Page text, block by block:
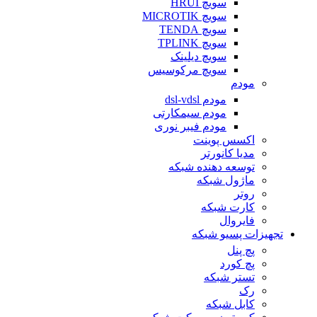
سویچ HRUI
سویچ MICROTIK
سویچ TENDA
سویچ TPLINK
سویچ دیلینک
سویچ مرکوسیس
مودم
مودم dsl-vdsl
مودم سیمکارتی
مودم فیبر نوری
اکسس پوینت
مدیا کانورتر
توسعه دهنده شبکه
ماژول شبکه
روتر
کارت شبکه
فایروال
تجهیزات پسیو شبکه
پچ پنل
پچ کورد
تستر شبکه
رک
کابل شبکه